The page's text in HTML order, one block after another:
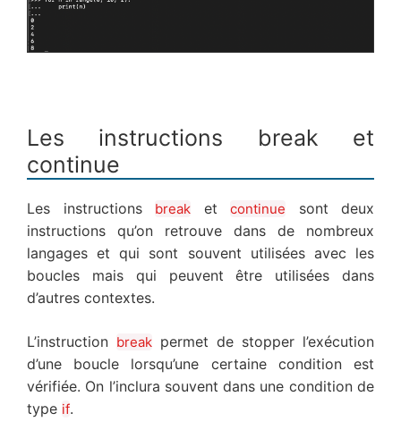
Les instructions break et
continue
Les instructions break et continue sont deux
instructions qu’on retrouve dans de nombreux
langages et qui sont souvent utilisées avec les
boucles mais qui peuvent être utilisées dans
d’autres contextes.
L’instruction break permet de stopper l’exécution
d’une boucle lorsqu’une certaine condition est
vérifiée. On l’inclura souvent dans une condition de
type if.